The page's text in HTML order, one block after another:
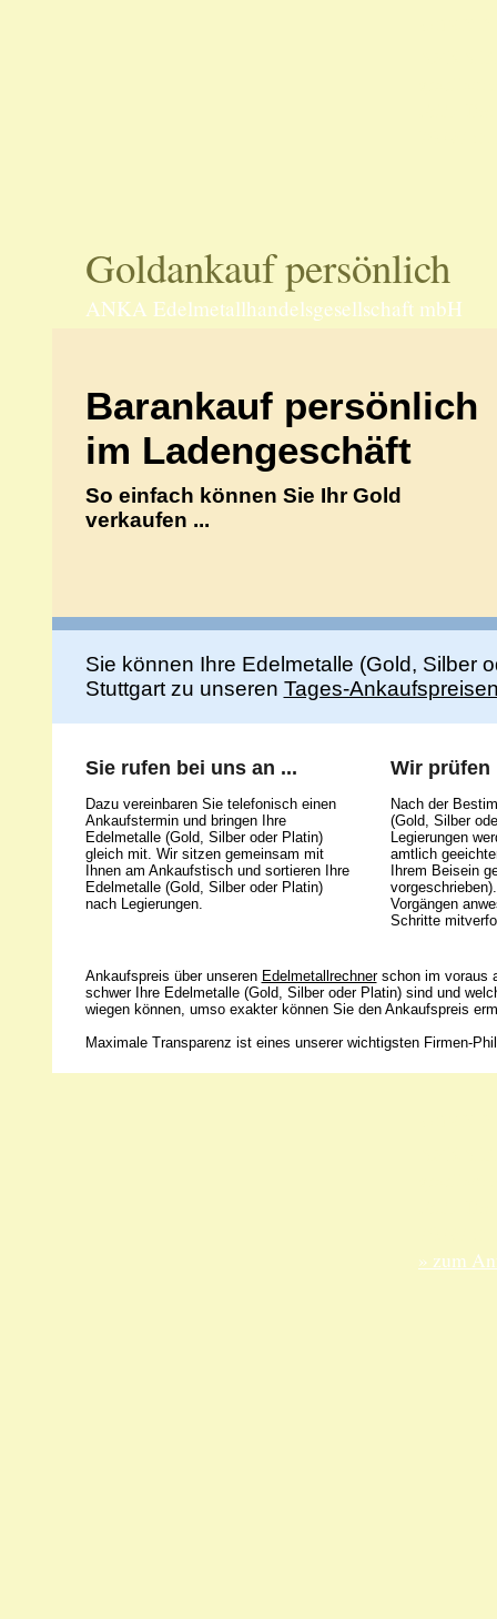
Goldankauf persönlich
ANKA Edelmetallhandelsgesellschaft mbH
Barankauf persönlich
im Ladengeschäft
So einfach können Sie Ihr Gold
verkaufen ...
Sie können Ihre Edelmetalle (Gold, Silber
Stuttgart zu unseren Tages-
Sie rufen bei uns an ...
Dazu vereinbaren Sie telefonisch einen
Ankaufstermin und bringen Ihre
Edelmetalle (Gold, Silber oder Platin)
gleich mit. Wir sitzen gemeinsam mit
Ihnen am Ankaufstisch und sortieren Ihre
Edelmetalle (Gold, Silber oder Platin)
nach Legierungen.
Wir prüfen
Nach der
(Gold, Silber
Legierungen
amtlich
Ihrem Beisein
Vorgängen
Schritte
Ankaufspreis über unseren Edelmetallrechnerschon im voraus
schwer Ihre Edelmetalle (Gold, Silber oder Platin) sind und
wiegen können, umso exakter können Sie den Ankaufspreis
Maximale Transparenz ist eines unserer wichtigsten Firmen-
» zum